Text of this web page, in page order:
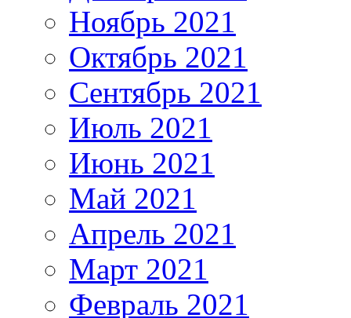
Ноябрь 2021
Октябрь 2021
Сентябрь 2021
Июль 2021
Июнь 2021
Май 2021
Апрель 2021
Март 2021
Февраль 2021